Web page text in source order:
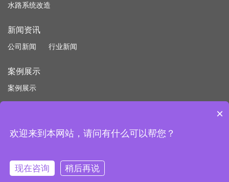
水路系统改造
新闻资讯
公司新闻 行业新闻
案例展示
案例展示
Copyright © 2026 聚飞良暖通机电工程（苏州）有限公司
×
欢迎来到本网站，请问有什么可以帮您？
现在咨询 稍后再说